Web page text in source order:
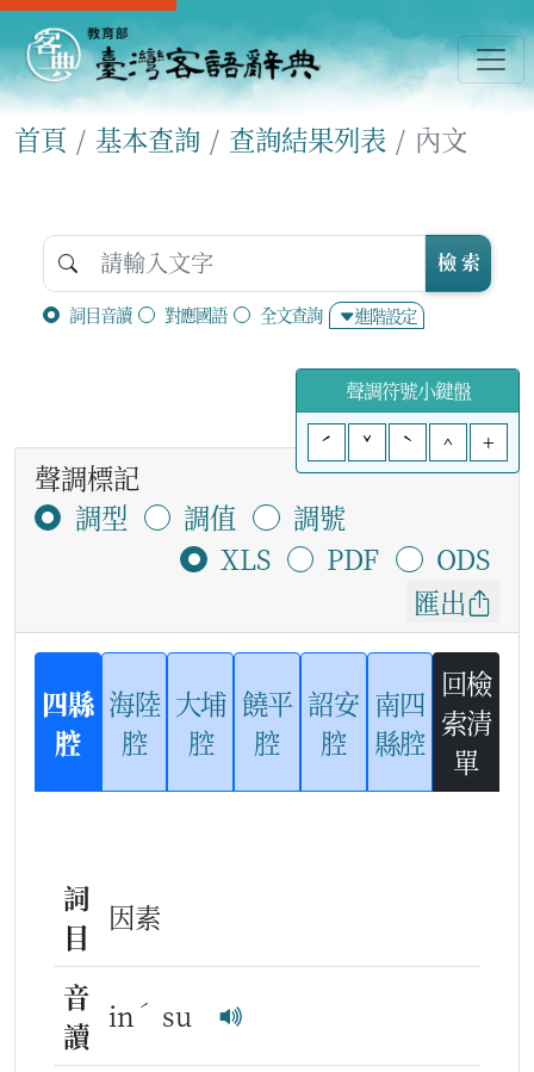
首頁 基本查詢 查詢結果列表 內文
詞目音讀 對應國語 全文查詢 進階設定
檢 索
聲調符號小鍵盤
ˊ
ˇ ˋ ^ +
聲調標記
調型
調值
調號
XLS
PDF
ODS
匯出
四縣
腔
海陸
腔
大埔
腔
饒平
腔
詔安
腔
南四
縣腔
回檢
索清
單
詞
目
因素
音
讀
in ˊ su